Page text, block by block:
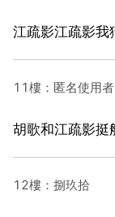
江疏影江疏影我
11樓：匿名使用者
胡歌和江疏影挺
12樓：捌玖拾